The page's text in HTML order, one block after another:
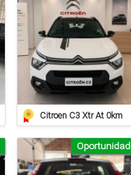
Citroen C3 Xtr At 0km
Oportunidad